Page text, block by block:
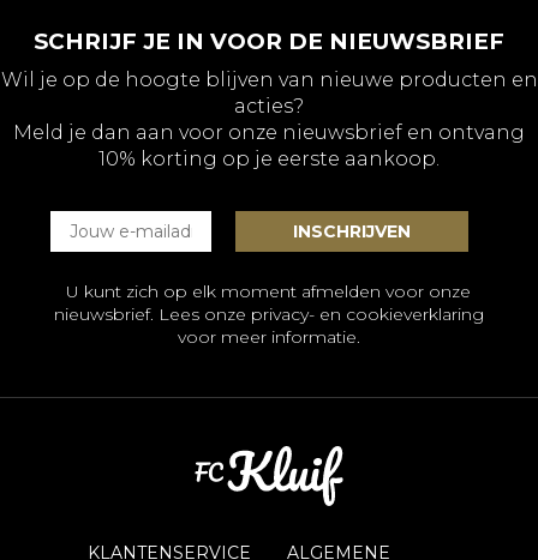
SCHRIJF JE IN VOOR DE NIEUWSBRIEF
Wil je op de hoogte blijven van nieuwe producten en
acties?
Meld je dan aan voor onze nieuwsbrief en ontvang
10% korting op je eerste aankoop.
U kunt zich op elk moment afmelden voor onze
nieuwsbrief. Lees onze privacy- en cookieverklaring
voor meer informatie.
KLANTENSERVICE ALGEMENE